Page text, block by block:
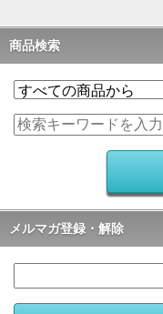
商品検索
メルマガ登録・解除